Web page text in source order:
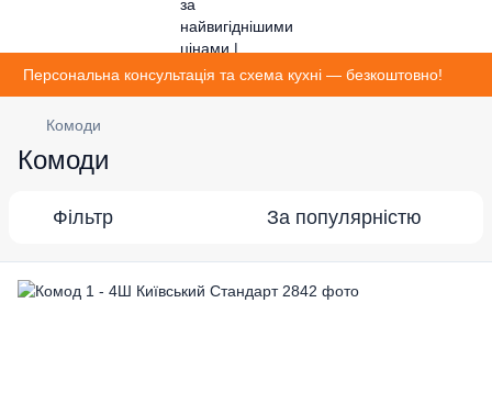
Персональна консультація та схема кухні — безкоштовно!
Комоди
Комоди
Фільтр За популярністю